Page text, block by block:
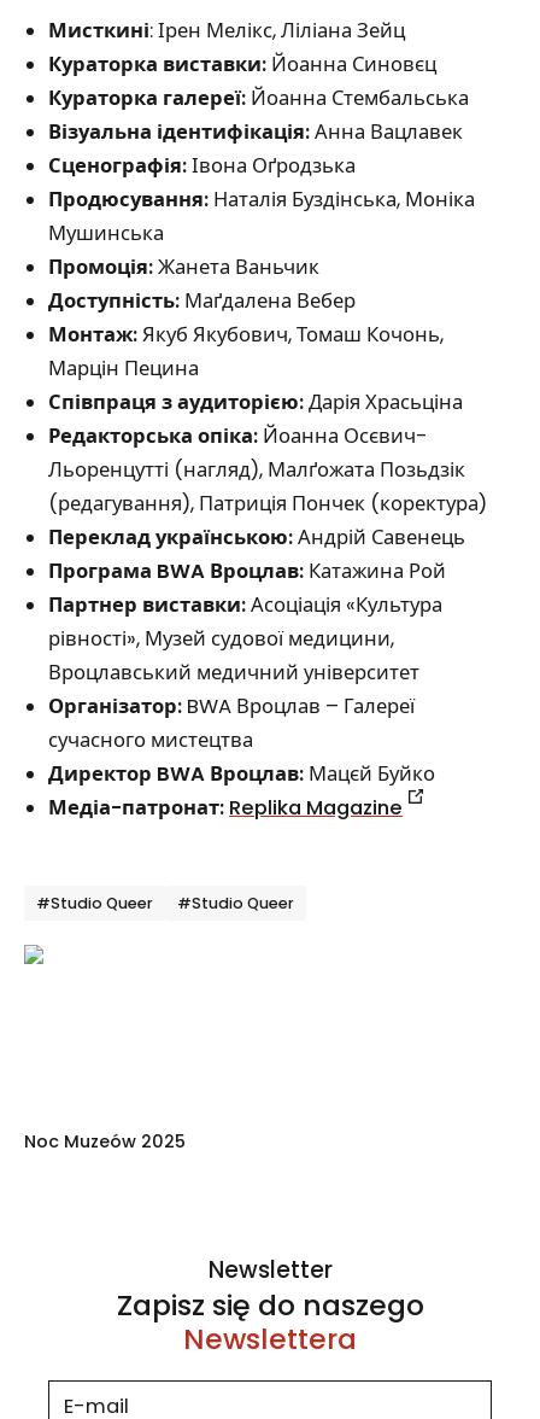
Мисткині: Ірен Мелікс, Ліліана Зейц
Кураторка виставки: Йоанна Синовєц
Кураторка галереї: Йоанна Стембальська
Візуальна ідентифікація:Анна Вацлавек
Сценографія:Івона Оґродзька
Продюсування: Наталія Буздінська, Моніка
Мушинська
Промоція:Жанета Ваньчик
Доступність: Маґдалена Вебер
Монтаж:Якуб Якубович, Томаш Кочонь,
Марцін Пецина
Співпраця з аудиторією:Дарія Храсьціна
Редакторська опіка: Йоанна Осєвич-
Льоренцутті (нагляд), Малґожата Позьдзік
(редагування), Патриція Пончек (коректура)
Переклад українською:Андрій Савенець
Програма BWA Вроцлав: Катажина Рой
Партнер виставки:Асоціація «Культура
рівності», Музей судової медицини,
Вроцлавський медичний університет
Організатор: BWA Вроцлав – Галереї
сучасного мистецтва
Директор BWA Вроцлав: Мацєй Буйко
Медіа-патронат: Replika Magazine
#Studio Queer #Studio Queer
Noc Muzeów 2025
Newsletter
Zapisz się do naszego
Newslettera